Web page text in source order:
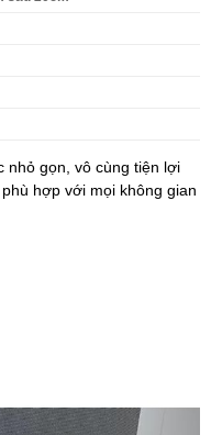
nhỏ gọn, vô cùng tiện lợi
hợp với mọi không gian